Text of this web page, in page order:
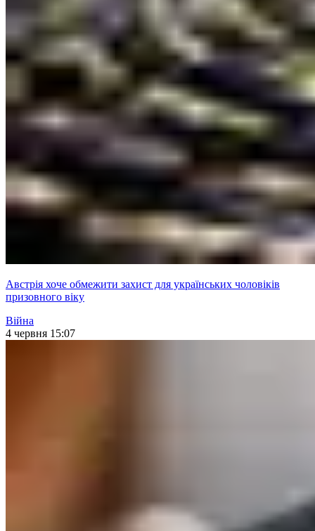
Австрія хоче обмежити захист для українських чоловіків
призовного віку
Війна
4 червня 15:07